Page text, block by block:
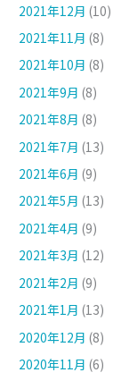
2021年12月 (10)
2021年11月 (8)
2021年10月 (8)
2021年9月 (8)
2021年8月 (8)
2021年7月 (13)
2021年6月 (9)
2021年5月 (13)
2021年4月 (9)
2021年3月 (12)
2021年2月 (9)
2021年1月 (13)
2020年12月 (8)
2020年11月 (6)